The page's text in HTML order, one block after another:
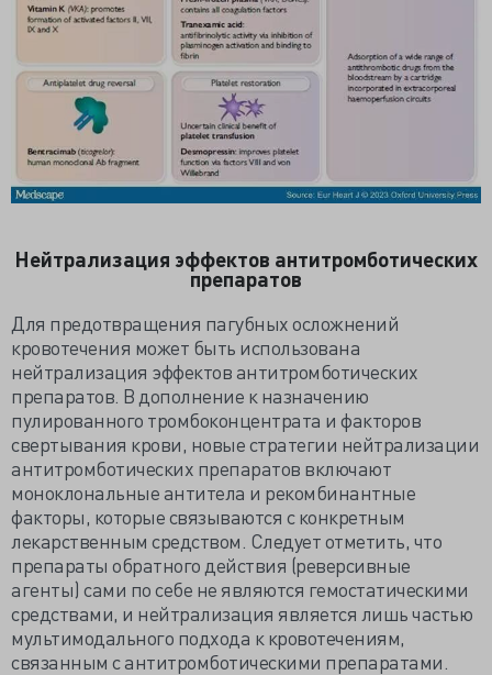
Нейтрализация эффектов антитромботических
препаратов
Для предотвращения пагубных осложнений
кровотечения может быть использована
нейтрализация эффектов антитромботических
препаратов. В дополнение к назначению
пулированного тромбоконцентрата и факторов
свертывания крови, новые стратегии нейтрализации
антитромботических препаратов включают
моноклональные антитела и рекомбинантные
факторы, которые связываются с конкретным
лекарственным средством. Следует отметить, что
препараты обратного действия (реверсивные
агенты) сами по себе не являются гемостатическими
средствами, и нейтрализация является лишь частью
мультимодального подхода к кровотечениям,
связанным с антитромботическими препаратами.